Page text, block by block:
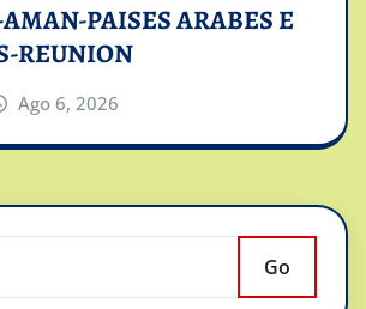
PAISES ARABES E
REUNION
Ago 6, 2026
Go